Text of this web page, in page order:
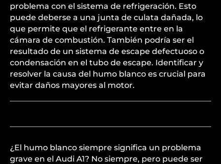
problema con el sistema de refrigeración. Esto
puede deberse a una junta de culata dañada, lo
que permite que el refrigerante entre en la
cámara de combustión. También podría ser el
resultado de un sistema de escape defectuoso o
condensación en el tubo de escape. Identificar y
resolver la causa del humo blanco es crucial para
evitar daños mayores al motor.
¿El humo blanco siempre significa un problema
grave en el Audi A1? No siempre, pero puede ser